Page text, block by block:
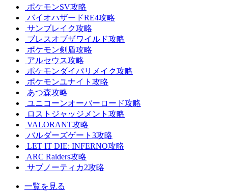
ポケモンSV攻略
バイオハザードRE4攻略
サンブレイク攻略
ブレスオブザワイルド攻略
ポケモン剣盾攻略
アルセウス攻略
ポケモンダイパリメイク攻略
ポケモンユナイト攻略
あつ森攻略
ユニコーンオーバーロード攻略
ロストジャッジメント攻略
VALORANT攻略
バルダーズゲート3攻略
LET IT DIE: INFERNO攻略
ARC Raiders攻略
サブノーティカ2攻略
一覧を見る